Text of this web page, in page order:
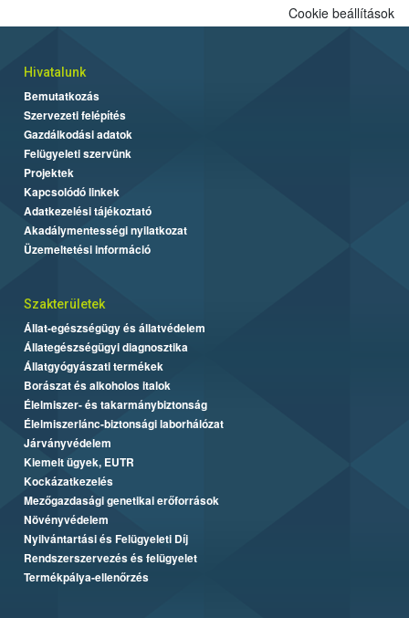
Cookie beállítások
Hivatalunk
Bemutatkozás
Szervezeti felépítés
Gazdálkodási adatok
Felügyeleti szervünk
Projektek
Kapcsolódó linkek
Adatkezelési tájékoztató
Akadálymentességi nyilatkozat
Üzemeltetési információ
Szakterületek
Állat-egészségügy és állatvédelem
Állategészségügyi diagnosztika
Állatgyógyászati termékek
Borászat és alkoholos italok
Élelmiszer- és takarmánybiztonság
Élelmiszerlánc-biztonsági laborhálózat
Járványvédelem
Kiemelt ügyek, EUTR
Kockázatkezelés
Mezőgazdasági genetikai erőforrások
Növényvédelem
Nyilvántartási és Felügyeleti Díj
Rendszerszervezés és felügyelet
Termékpálya-ellenőrzés